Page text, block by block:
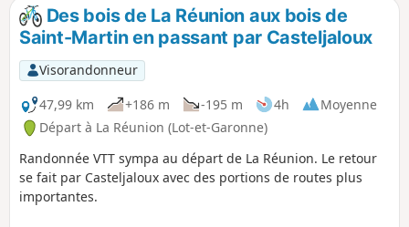
Des bois de La Réunion aux bois de
Saint-Martin en passant par Casteljaloux
Visorandonneur
47,99 km
+186 m -195 m 4h
Moyenne
Départ à La Réunion (Lot-et-Garonne)
Randonnée VTT sympa au départ de La Réunion. Le retour
se fait par Casteljaloux avec des portions de routes plus
importantes.